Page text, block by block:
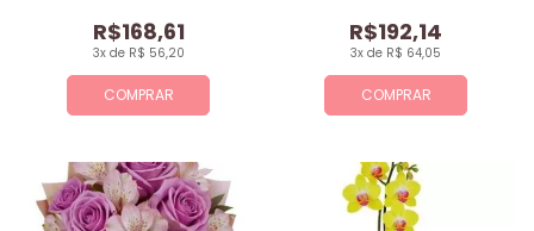
COMPRAR
3x de R$ 56,20
R$168,61
COMPRAR
3x de R$ 64,05
R$192,14